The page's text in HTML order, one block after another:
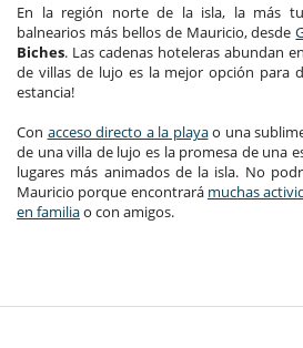
En la región norte de la isla, la más
balnearios más bellos de Mauricio, desde
Biches. Las cadenas hoteleras abundan
de villas de lujo es la mejor opción para
estancia!
Con acceso directo a la playao una
de una villa de lujo es la promesa de una
lugares más animados de la isla. No
Mauricio porque encontrará muchas
en familiao con amigos.